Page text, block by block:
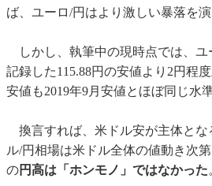
ば、ユーロ/円はより激しい暴落を演
しかし、執筆中の現時点では、ユ
記録した115.88円の安値より2円程
安値も2019年9月安値とほぼ同じ水
換言すれば、米ドル安が主体とな
ル/円相場は米ドル全体の値動き次
の円高は「ホンモノ」ではなかった